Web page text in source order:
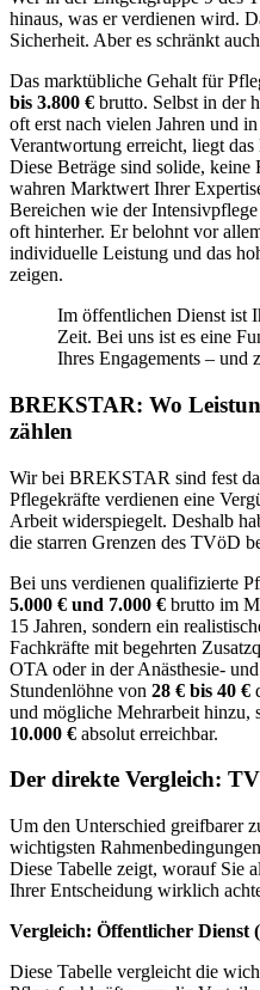
hinaus, was er verdienen wird.
Sicherheit. Aber es schränkt
Das marktübliche Gehalt für
bis 3.800 € brutto. Selbst in der
oft erst nach vielen Jahren und
Verantwortung erreicht, liegt
Diese Beträge sind solide, keine
wahren Marktwert Ihrer
Bereichen wie der
oft hinterher. Er belohnt vor
individuelle Leistung und das
zeigen.
Im öffentlichen Dienst ist
Zeit. Bei uns ist es eine
Ihres Engagements – und
BREKSTAR: Wo
zählen
Wir bei BREKSTAR sind fest
Pflegekräfte verdienen eine
Arbeit widerspiegelt. Deshalb
die starren Grenzen des TVöD
Bei uns verdienen qualifizierte
5.000 € und 7.000 € brutto im
15 Jahren, sondern ein
Fachkräfte mit begehrten
OTA oder in der Anästhesie-
Stundenlöhne von 28 € bis 40 €
und mögliche Mehrarbeit hinzu,
10.000 € absolut erreichbar.
Der direkte Vergleich:
Um den Unterschied greifbarer
wichtigsten
Diese Tabelle zeigt, worauf Sie
Ihrer Entscheidung wirklich
Vergleich: Öffentlicher Dienst
Diese Tabelle vergleicht die